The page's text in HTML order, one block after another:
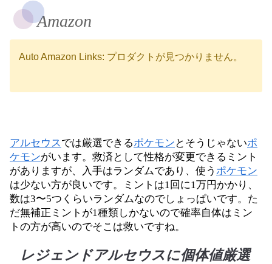
Amazon
Auto Amazon Links: プロダクトが見つかりません。
アルセウスでは厳選できるポケモン とそうじゃないポ
ケモンがいます。救済として性格が変更できるミント
がありますが、入手はランダムであり、使う ポケモン
は少ない方が良いです。ミントは1回に1万円かかり、
数は3〜5つくらいランダムなのでしょっぱいです。た
だ無補正ミントが1種類しかないので確率自体はミン
トの方が高いのでそこは救いですね。
レジェンドアルセウスに個体値厳選